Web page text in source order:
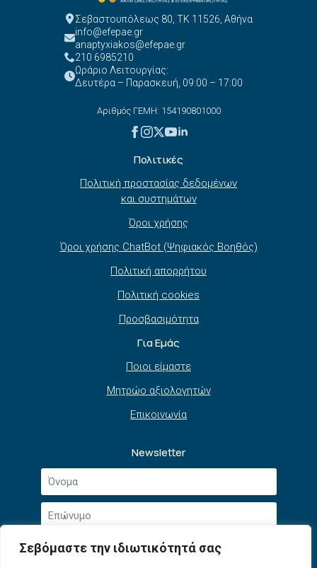
Σεβόμαστε την ιδιωτικότητά σας
Σεβαστουπόλεως 80, ΤΚ 11526, Αθήνα
info@efepae.gr
anaptyxiakos@efepae.gr
210 6985210
Ωράριο Λειτουργίας:
Δευτέρα – Παρασκευή, 09:00 – 17:00
Αριθμός ΓΕΜΗ: 154190801000
Πολιτικές
Πολιτική προστασίας δεδομένων
και συστημάτων
Όροι χρήσης
Όροι χρήσης ChatBot (Ψηφιακός Βοηθός)
Πολιτική απορρήτου
Πολιτική cookies
Προσβασιμότητα
Για Εμάς
Ποιοι είμαστε
Μητρώο αξιολογητών
Επικοινωνία
Newsletter
Όνομα
Επώνυμο
Email
*